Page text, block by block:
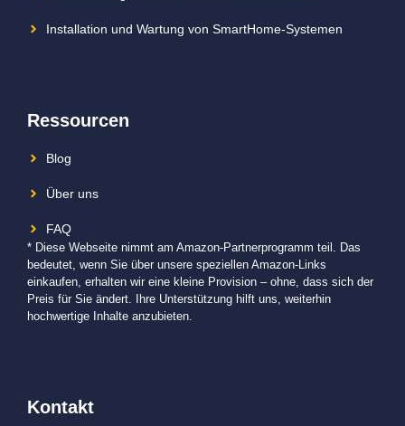
Installation und Wartung von SmartHome-Systemen
Ressourcen
Blog
Über uns
FAQ
* Diese Webseite nimmt am Amazon-Partnerprogramm teil. Das
bedeutet, wenn Sie über unsere speziellen Amazon-Links
einkaufen, erhalten wir eine kleine Provision – ohne, dass sich der
Preis für Sie ändert. Ihre Unterstützung hilft uns, weiterhin
hochwertige Inhalte anzubieten.
Kontakt